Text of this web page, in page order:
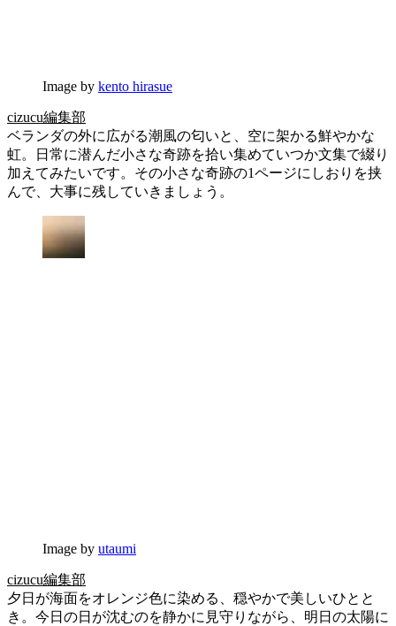
Image by kento hirasue
cizucu編集部
ベランダの外に広がる潮風の匂いと、空に架かる鮮やかな
虹。日常に潜んだ小さな奇跡を拾い集めていつか文集で綴り
加えてみたいです。その小さな奇跡の1ページにしおりを挟
んで、大事に残していきましょう。
Image by utaumi
cizucu編集部
夕日が海面をオレンジ色に染める、穏やかで美しいひとと
き。今日の日が沈むのを静かに見守りながら、明日の太陽に